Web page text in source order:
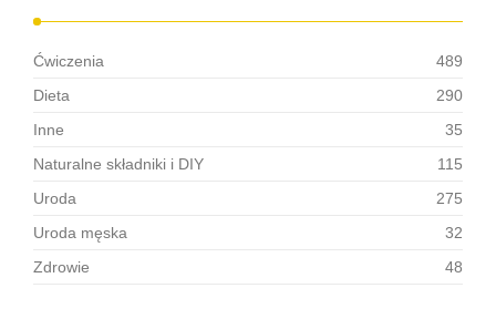
Ćwiczenia
489
Dieta
290
Inne
35
Naturalne składniki i DIY
115
Uroda
275
Uroda męska
32
Zdrowie
48